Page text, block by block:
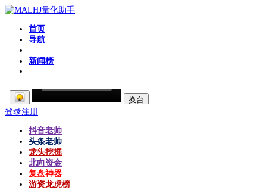
首页
导航
新闻榜
登录注册
抖音老帅
头条老帅
龙头挖掘
北向资金
复盘神器
游资龙虎榜